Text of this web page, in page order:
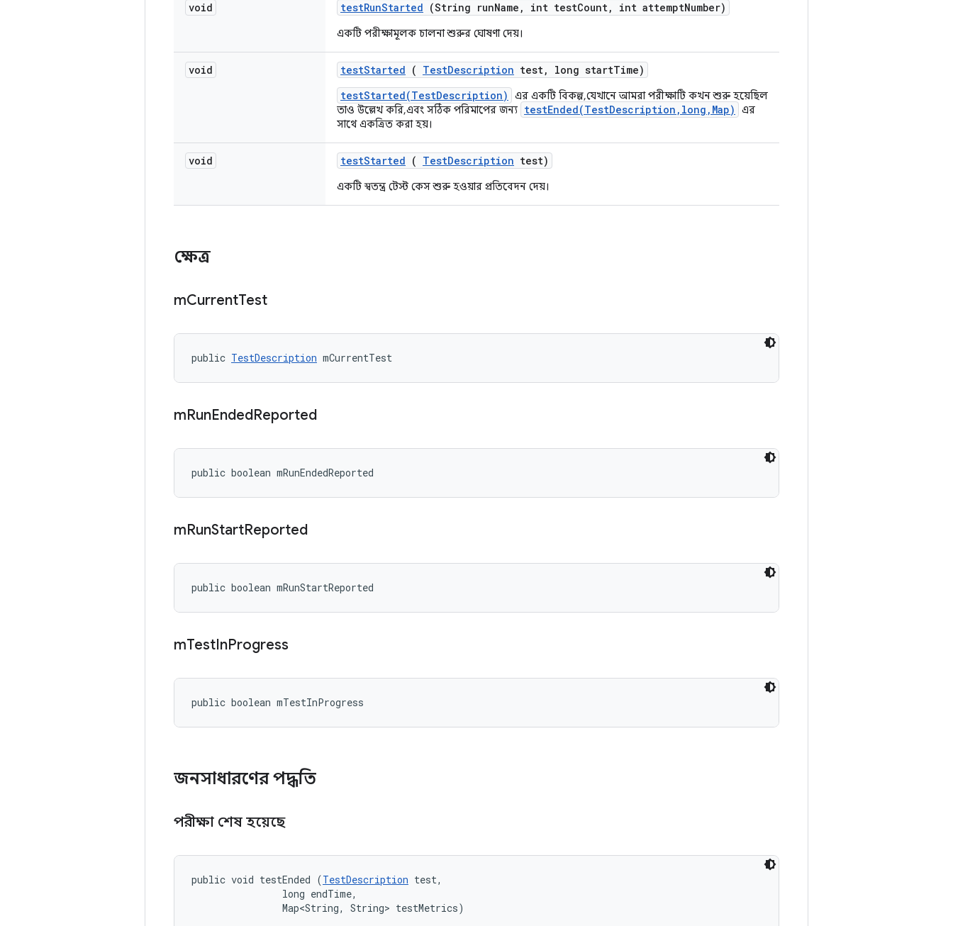
void testRunStarted (String runName , int testCount, int attemptNumber)
একটি পরীক্ষামূলক চালনা শুরুর ঘোষণা দেয়।
void testStarted ( TestDescription test, long startTime)
testStarted(TestDescription)
এর একটি বিকল্প, যেখানে আমরা পরীক্ষাটি কখন শুরু হয়েছিল
তাও উল্লেখ করি, এবং সঠিক পরিমাপের জন্য testEnded(TestDescription,long,Map)
এর
সাথে একত্রিত করা হয়।
void testStarted ( TestDescription test)
একটি স্বতন্ত্র টেস্ট কেস শুরু হওয়ার প্রতিবেদন দেয়।
ক্ষেত্র
mCurrentTest
public TestDescription mCurrentTest
mRunEndedReported
public boolean mRunEndedReported
mRunStartReported
public boolean mRunStartReported
mTestInProgress
public boolean mTestInProgress
জনসাধারণের পদ্ধতি
পরীক্ষা শেষ হয়েছে
public void testEnded (TestDescription test,
                long endTime,
                Map<String, String> testMetrics)